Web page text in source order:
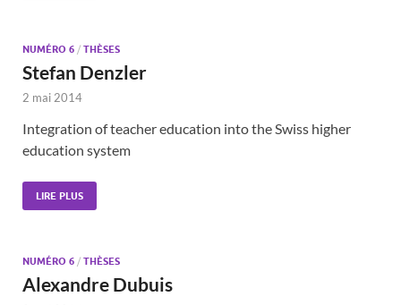
NUMÉRO 6 / THÈSES
Stefan Denzler
2 mai 2014
Integration of teacher education into the Swiss higher
education system
LIRE PLUS
NUMÉRO 6 / THÈSES
Alexandre Dubuis